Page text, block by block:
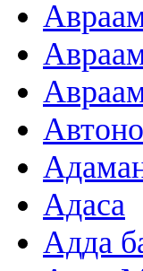
Адаса
Адда